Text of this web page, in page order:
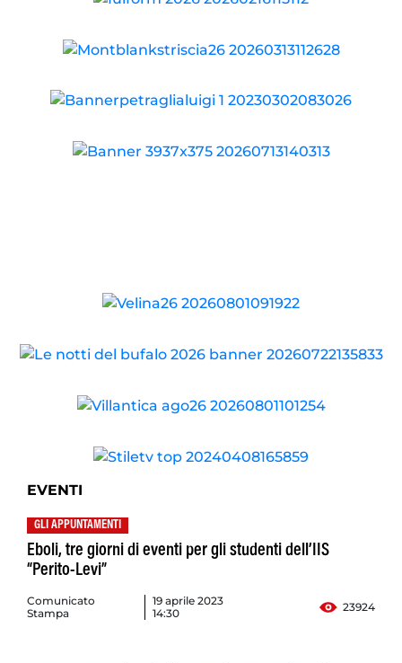
EVENTI
GLI APPUNTAMENTI
Eboli, tre giorni di eventi per gli studenti dell’IIS
“Perito-Levi”
Comunicato
Stampa
19 aprile 2023
14:30
23924